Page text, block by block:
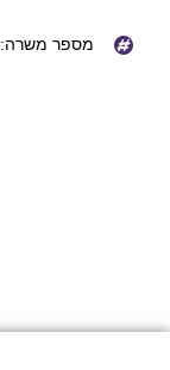
מספר משרה: 4903